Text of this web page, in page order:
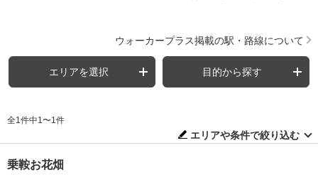
ウォーカープラス掲載の駅・路線について
エリアを選択 目的から探す
全1件中1〜1件
エリアや条件で絞り込む
乗鞍お花畑